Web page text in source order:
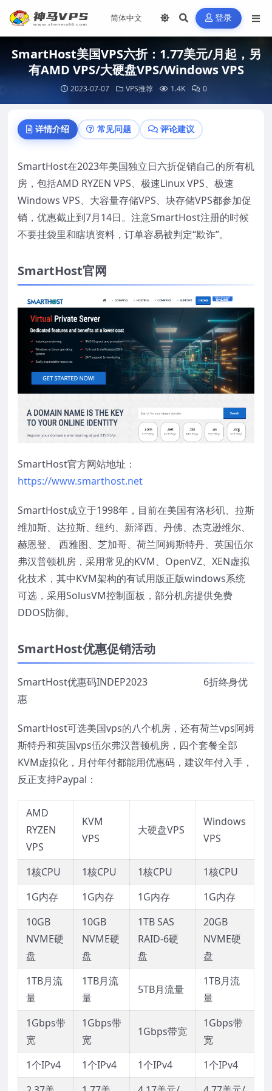
登录
SmartHost美国VPS六折：1.77美元/月起，另
有AMD VPS/大硬盘VPS/Windows VPS
2023-07-07 VPS推荐 1.4K 0
详情介绍 常见问题 评论建议
SmartHost在2023年美国独立日六折促销自己的所有机
房，包括AMD RYZEN VPS、极速Linux VPS、极速
Windows VPS、大容量存储VPS、块存储VPS都参加促
销，优惠截止到7月14日。注意SmartHost注册的时候
不要挂袋里和瞎填资料，订单容易被判定“欺诈”。
SmartHost官网
SmartHost官方网站地址：
https://www.smarthost.net
SmartHost成立于1998年，目前在美国有洛杉矶、拉斯
维加斯、达拉斯、纽约、新泽西、丹佛、杰克逊维尔、
赫恩登、 西雅图、芝加哥、荷兰阿姆斯特丹、英国伍尔
弗汉普顿机房，采用常见的KVM、OpenVZ、XEN虚拟
化技术，其中KVM架构的有试用版正版windows系统
可选，采用SolusVM控制面板，部分机房提供免费
DDOS防御。
SmartHost优惠促销活动
SmartHost优惠码INDEP2023 6折终身优
惠
SmartHost可选美国vps的八个机房，还有荷兰vps阿姆
斯特丹和英国vps伍尔弗汉普顿机房，四个套餐全部
KVM虚拟化，月付年付都能用优惠码，建议年付入手，
反正支持Paypal：
AMD
RYZEN
VPS
KVM
VPS
大硬盘VPS
Windows
VPS
1核CPU 1核CPU 1核CPU
1核CPU
1G内存
1G内存 1G内存
1G内存
10GB
NVME硬
盘
10GB
NVME硬
盘
1TB SAS
RAID-6硬
盘
20GB
NVME硬
盘
1TB月流
量
1TB月流
量
5TB月流量
1TB月流
量
1Gbps带
宽
1Gbps带
宽
1Gbps带宽
1Gbps带
宽
1个IPv4
1个IPv4 1个IPv4
1个IPv4